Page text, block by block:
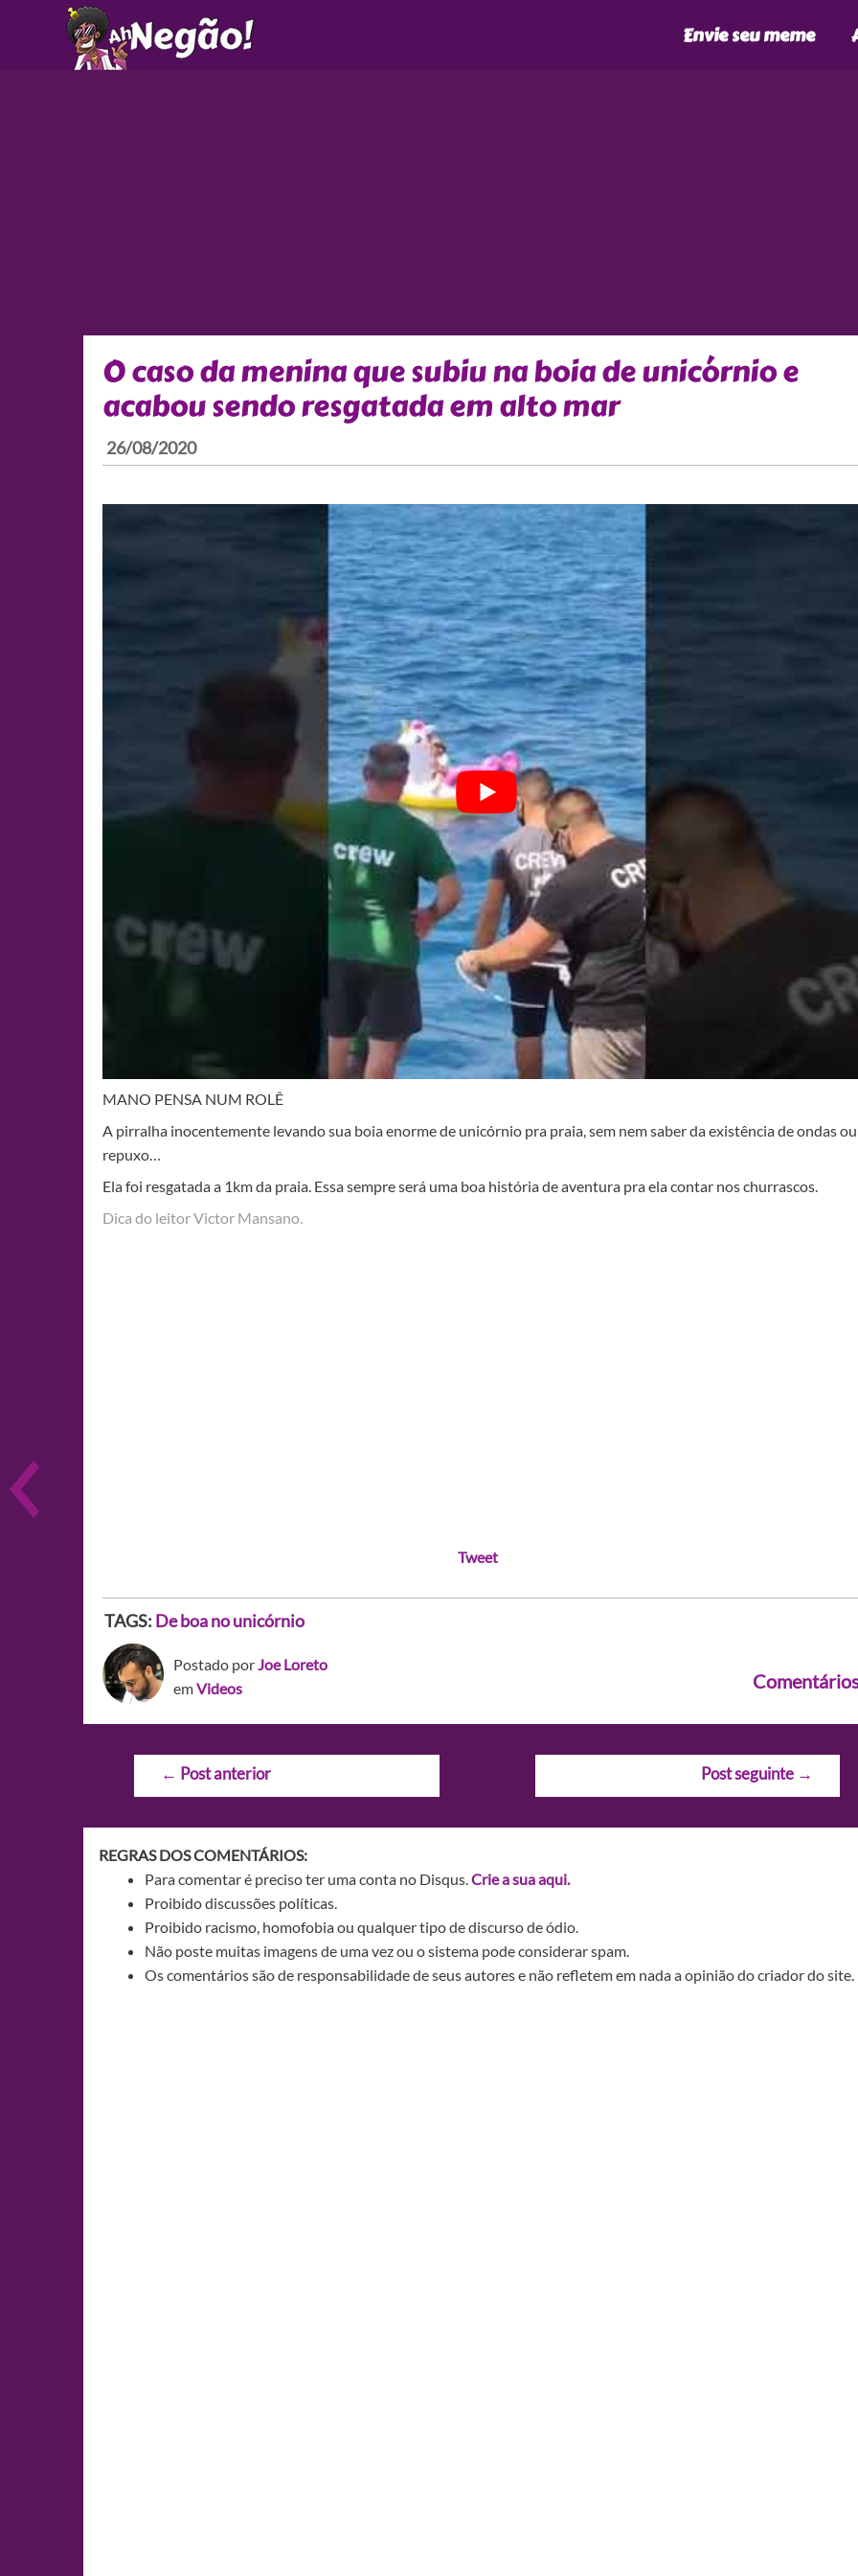
Envie seu meme
O caso da menina que subiu na boia de unicórnio e
acabou sendo resgatada em alto mar
26/08/2020
MANO PENSA NUM ROLÊ
A pirralha inocentemente levando sua boia enorme de unicórnio pra praia, sem nem saber da existência de ondas ou
repuxo…
Ela foi resgatada a 1km da praia. Essa sempre será uma boa história de aventura pra ela contar nos churrascos.
Dica do leitor Victor Mansano.
Tweet
TAGS: De boa no unicórnio
Postado porJoe Loreto
emVideos
Navegação
← Post anterior Post seguinte →
REGRAS DOS COMENTÁRIOS:
Para comentar é preciso ter uma conta no Disqus.Crie a sua aqui.
Proibido discussões políticas.
Proibido racismo, homofobia ou qualquer tipo de discurso de ódio.
Não poste muitas imagens de uma vez ou o sistema pode considerar spam.
Os comentários são de responsabilidade de seus autores e não refletem em nada a opinião do criador do site.